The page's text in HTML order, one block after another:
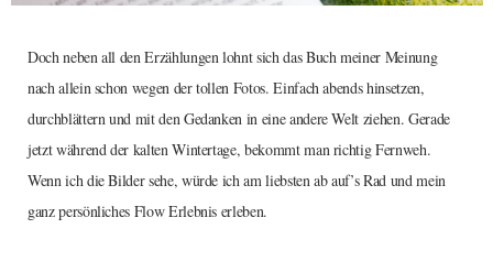
Doch neben all den Erzählungen lohnt sich das Buch meiner Meinung
nach allein schon wegen der tollen Fotos. Einfach abends hinsetzen,
durchblättern und mit den Gedanken in eine andere Welt ziehen. Gerade
jetzt während der kalten Wintertage, bekommt man richtig Fernweh.
Wenn ich die Bilder sehe, würde ich am liebsten ab auf’s Rad und mein
ganz persönliches Flow Erlebnis erleben.